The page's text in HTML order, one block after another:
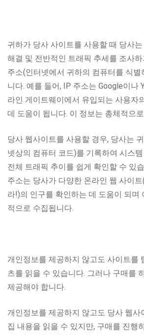
귀하가 당사 사이트를 사용할 때 당사
해결 및 전반적인 트래픽 추세를 조사
주소(인터넷에서 귀하의 컴퓨터를 식
니다. 예를 들어, IP 주소는 Google이나
라인 게이트웨이에서 유입되는 사용자
데 도움이 됩니다. 이 정보는 총체적으
당사 웹사이트를 사용할 경우, 당사는
넷상의 컴퓨터 코드)를 기록하여 시스
전체 트래픽 추이를 쉽게 확인할 수 있
주소는 당사가 다양한 온라인 웹 사이
라!)의 인구를 확인하는 데 도움이 되며
적으로 수집됩니다.
개인정보를 제공하지 않고도 사이트를
츠를 읽을 수 있습니다. 그러나 구매를
제공해야 합니다.
개인정보를 제공하지 않고도 당사 웹사
집 내용을 읽을 수 있지만, 구매를 진행